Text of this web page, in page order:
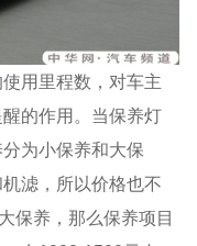
用里程数，对车主
的作用。当保养灯
为小保养和大保
滤，所以价格也不
保养，那么保养项目